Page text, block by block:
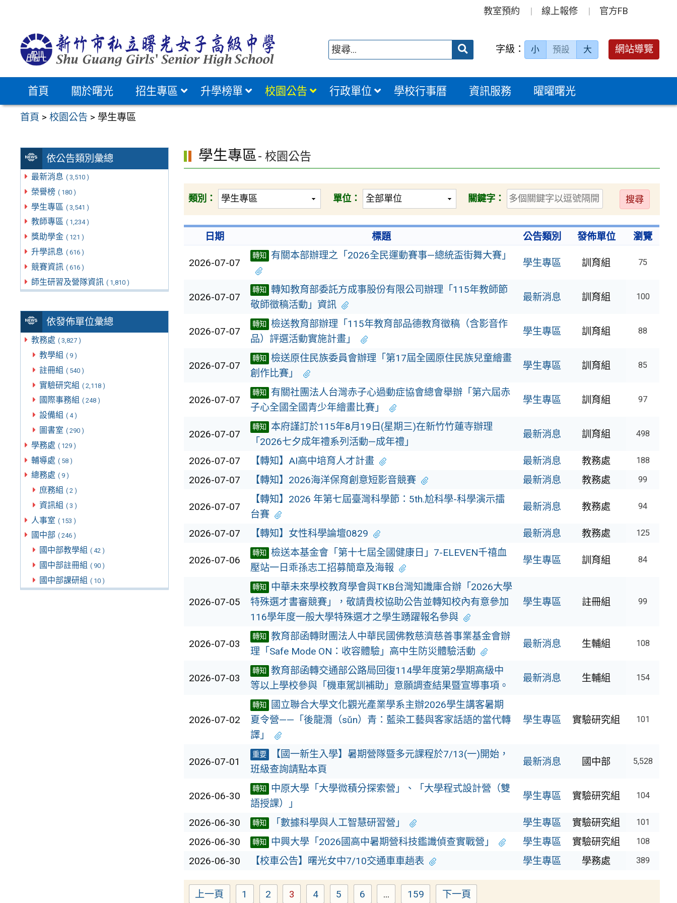
教室預約 線上報修 官方FB
送出 字級： 小 預設 大 網站導覽
首頁 關於曙光 招生專區 升學榜單 校園公告 行政單位 學校行事曆 資訊服務 曜曜曙光
首頁 >校園公告 > 學生專區
依公告類別彙總
最新消息 ( 3,510 )
榮譽榜 ( 180 )
學生專區 ( 3,541 )
教師專區 ( 1,234 )
獎助學金 ( 121 )
升學訊息 ( 616 )
競賽資訊 ( 616 )
師生研習及營隊資訊 ( 1,810 )
依發佈單位彙總
教務處 ( 3,827 )
教學組 ( 9 )
註冊組 ( 540 )
實驗研究組 ( 2,118 )
國際事務組 ( 248 )
設備組 ( 4 )
圖書室 ( 290 )
學務處 ( 129 )
輔導處 ( 58 )
總務處 ( 9 )
庶務組 ( 2 )
資訊組 ( 3 )
人事室 ( 153 )
國中部 ( 246 )
國中部教學組 ( 42 )
國中部註冊組 ( 90 )
國中部課研組 ( 10 )
學生專區- 校園公告
類別： 單位： 關鍵字：
送
出
日期 標題 公告類別 發佈單位 瀏覽
2026-07-07
轉知 有關本部辦理之「2026全民運動賽事—總統盃街舞大賽」
學生專區 訓育組 75
2026-07-07
轉知
轉知教育部委託方成事股份有限公司辦理「115年教師節
敬師徵稿活動」資訊
最新消息 訓育組 100
2026-07-07
轉知
檢送教育部辦理「115年教育部品德教育徵稿（含影音作
品）評選活動實施計畫」
學生專區 訓育組 88
2026-07-07
轉知
檢送原住民族委員會辦理「第17屆全國原住民族兒童繪畫
創作比賽」
學生專區 訓育組 85
2026-07-07
轉知
有關社團法人台灣赤子心過動症協會總會舉辦「第六屆赤
子心全國全國青少年繪畫比賽」
學生專區 訓育組 97
2026-07-07
轉知
本府謹訂於115年8月19日(星期三)在新竹竹蓮寺辦理
「2026七夕成年禮系列活動—成年禮」
最新消息 訓育組 498
2026-07-07 【轉知】AI高中培育人才計畫 最新消息 教務處 188
2026-07-07 【轉知】2026海洋保育創意短影音競賽 最新消息 教務處 99
2026-07-07
【轉知】2026 年第七屆臺灣科學節：5th.尬科學-科學演示擂
台賽
最新消息 教務處 94
2026-07-07 【轉知】女性科學論壇0829 最新消息 教務處 125
2026-07-06
轉知
檢送本基金會「第十七屆全國健康日」7-ELEVEN千禧血
壓站一日乖孫志工招募簡章及海報
學生專區 訓育組 84
2026-07-05
轉知
中華未來學校教育學會與TKB台灣知識庫合辦「2026大學
特殊選才書審競賽」，敬請貴校協助公告並轉知校內有意參加
116學年度一般大學特殊選才之學生踴躍報名參與
學生專區 註冊組 99
2026-07-03
轉知
教育部函轉財團法人中華民國佛教慈濟慈善事業基金會辦
理「Safe Mode ON：收容體驗」高中生防災體驗活動
最新消息 生輔組 108
2026-07-03
轉知
教育部函轉交通部公路局回復114學年度第2學期高級中
等以上學校參與「機車駕訓補助」意願調查結果暨宣導事項。
最新消息 生輔組 154
2026-07-02
轉知
國立聯合大學文化觀光產業學系主辦2026學生講客暑期
夏令營——「後龍漘（sǔn）青：藍染工藝與客家話語的當代轉
譯」
學生專區 實驗研究組 101
2026-07-01
重要
【國一新生入學】暑期營隊暨多元課程於7/13(一)開始，
班級查詢請點本頁
最新消息 國中部 5,528
2026-06-30
轉知
中原大學「大學微積分探索營」、「大學程式設計營（雙
語授課）」
學生專區 實驗研究組 104
2026-06-30 轉知 「數據科學與人工智慧研習營」 學生專區 實驗研究組 101
2026-06-30 轉知 中興大學「2026國高中暑期營科技鑑識偵查實戰營」 學生專區 實驗研究組 108
2026-06-30 【校車公告】曙光女中7/10交通車車趟表 學生專區 學務處 389
上一頁 Page
1 Page
2 Page
3 Page
4 Page
5 Page
6 ... Page
159 下一頁